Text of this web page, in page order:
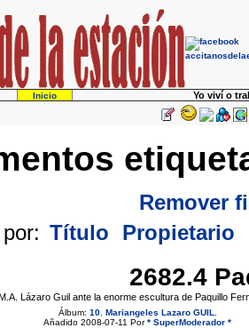
Inicio Yo viví o
Remover
Título Propietario
2682.4
Lázaro Guil ante la enorme escultura de Paquillo
Álbum: 10. Mariangeles Lazaro GUIL
Añadido 2008-07-11 Por* SuperModerador *